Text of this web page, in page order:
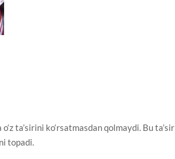
ta’sirini ko‘rsatmasdan qolmaydi. Bu ta’sir
topadi.